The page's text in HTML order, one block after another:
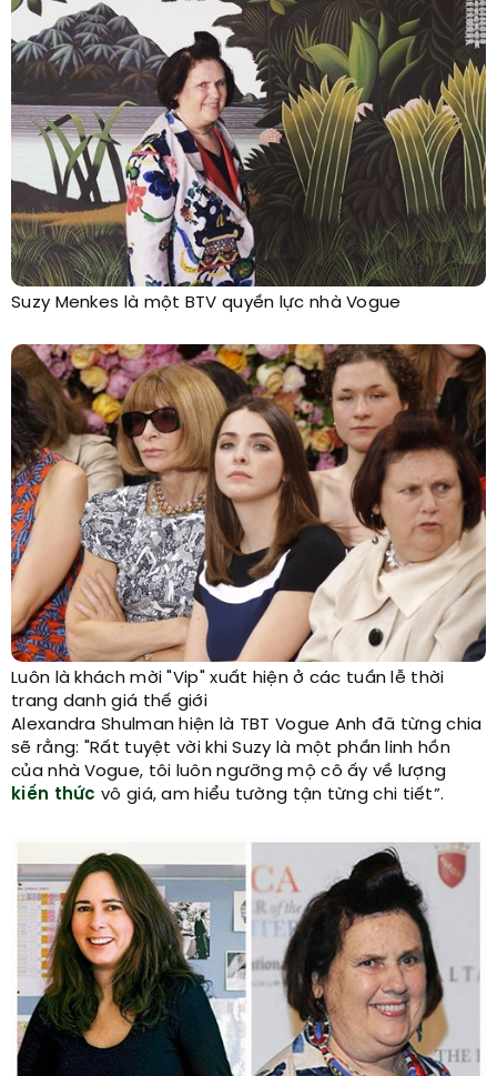
Suzy Menkes là một BTV quyền lực nhà Vogue
Luôn là khách mời "Vip" xuất hiện ở các tuần lễ thời
trang danh giá thế giới
Alexandra Shulman hiện là TBT Vogue Anh đã từng chia
sẽ rằng: "Rất tuyệt vời khi Suzy là một phần linh hồn
của nhà Vogue, tôi luôn ngưỡng mộ cô ấy về lượng
kiến thức vô giá, am hiểu tường tận từng chi tiết”.